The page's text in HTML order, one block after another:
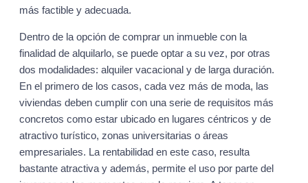
más factible y adecuada.
Dentro de la opción de comprar un inmueble con la
finalidad de alquilarlo, se puede optar a su vez, por otras
dos modalidades: alquiler vacacional y de larga duración.
En el primero de los casos, cada vez más de moda, las
viviendas deben cumplir con una serie de requisitos más
concretos como estar ubicado en lugares céntricos y de
atractivo turístico, zonas universitarias o áreas
empresariales. La rentabilidad en este caso, resulta
bastante atractiva y además, permite el uso por parte del